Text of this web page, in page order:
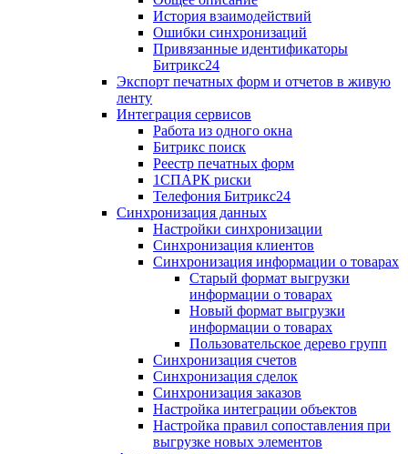
История взаимодействий
Ошибки синхронизаций
Привязанные идентификаторы
Битрикс24
Экспорт печатных форм и отчетов в живую
ленту
Интеграция сервисов
Работа из одного окна
Битрикс поиск
Реестр печатных форм
1СПАРК риски
Телефония Битрикс24
Синхронизация данных
Настройки синхронизации
Синхронизация клиентов
Синхронизация информации о товарах
Старый формат выгрузки
информации о товарах
Новый формат выгрузки
информации о товарах
Пользовательское дерево групп
Синхронизация счетов
Синхронизация сделок
Синхронизация заказов
Настройка интеграции объектов
Настройка правил сопоставления при
выгрузке новых элементов